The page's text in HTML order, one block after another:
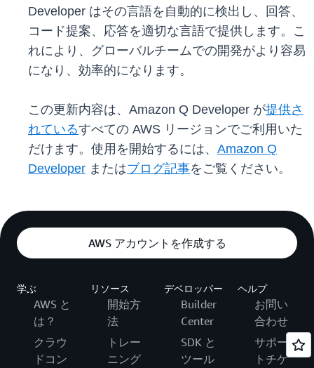
Developer はその言語を自動的に検出し、回答、
コード提案、応答を適切な言語で提供します。こ
れにより、グローバルチームでの開発がより容易
になり、効率的になります。
この更新内容は、Amazon Q Developer が提供さ
れているすべての AWS リージョンでご利用いた
だけます。使用を開始するには、 Amazon Q
Developer またはブログ記事をご覧ください。
AWS アカウントを作成する
学ぶ
AWS と
は？
クラウ
ドコン
リソース
開始方
法
トレー
ニング
デベロッパー
Builder
Center
SDK と
ツール
ヘルプ
お問い
合わせ
サポー
トチケ